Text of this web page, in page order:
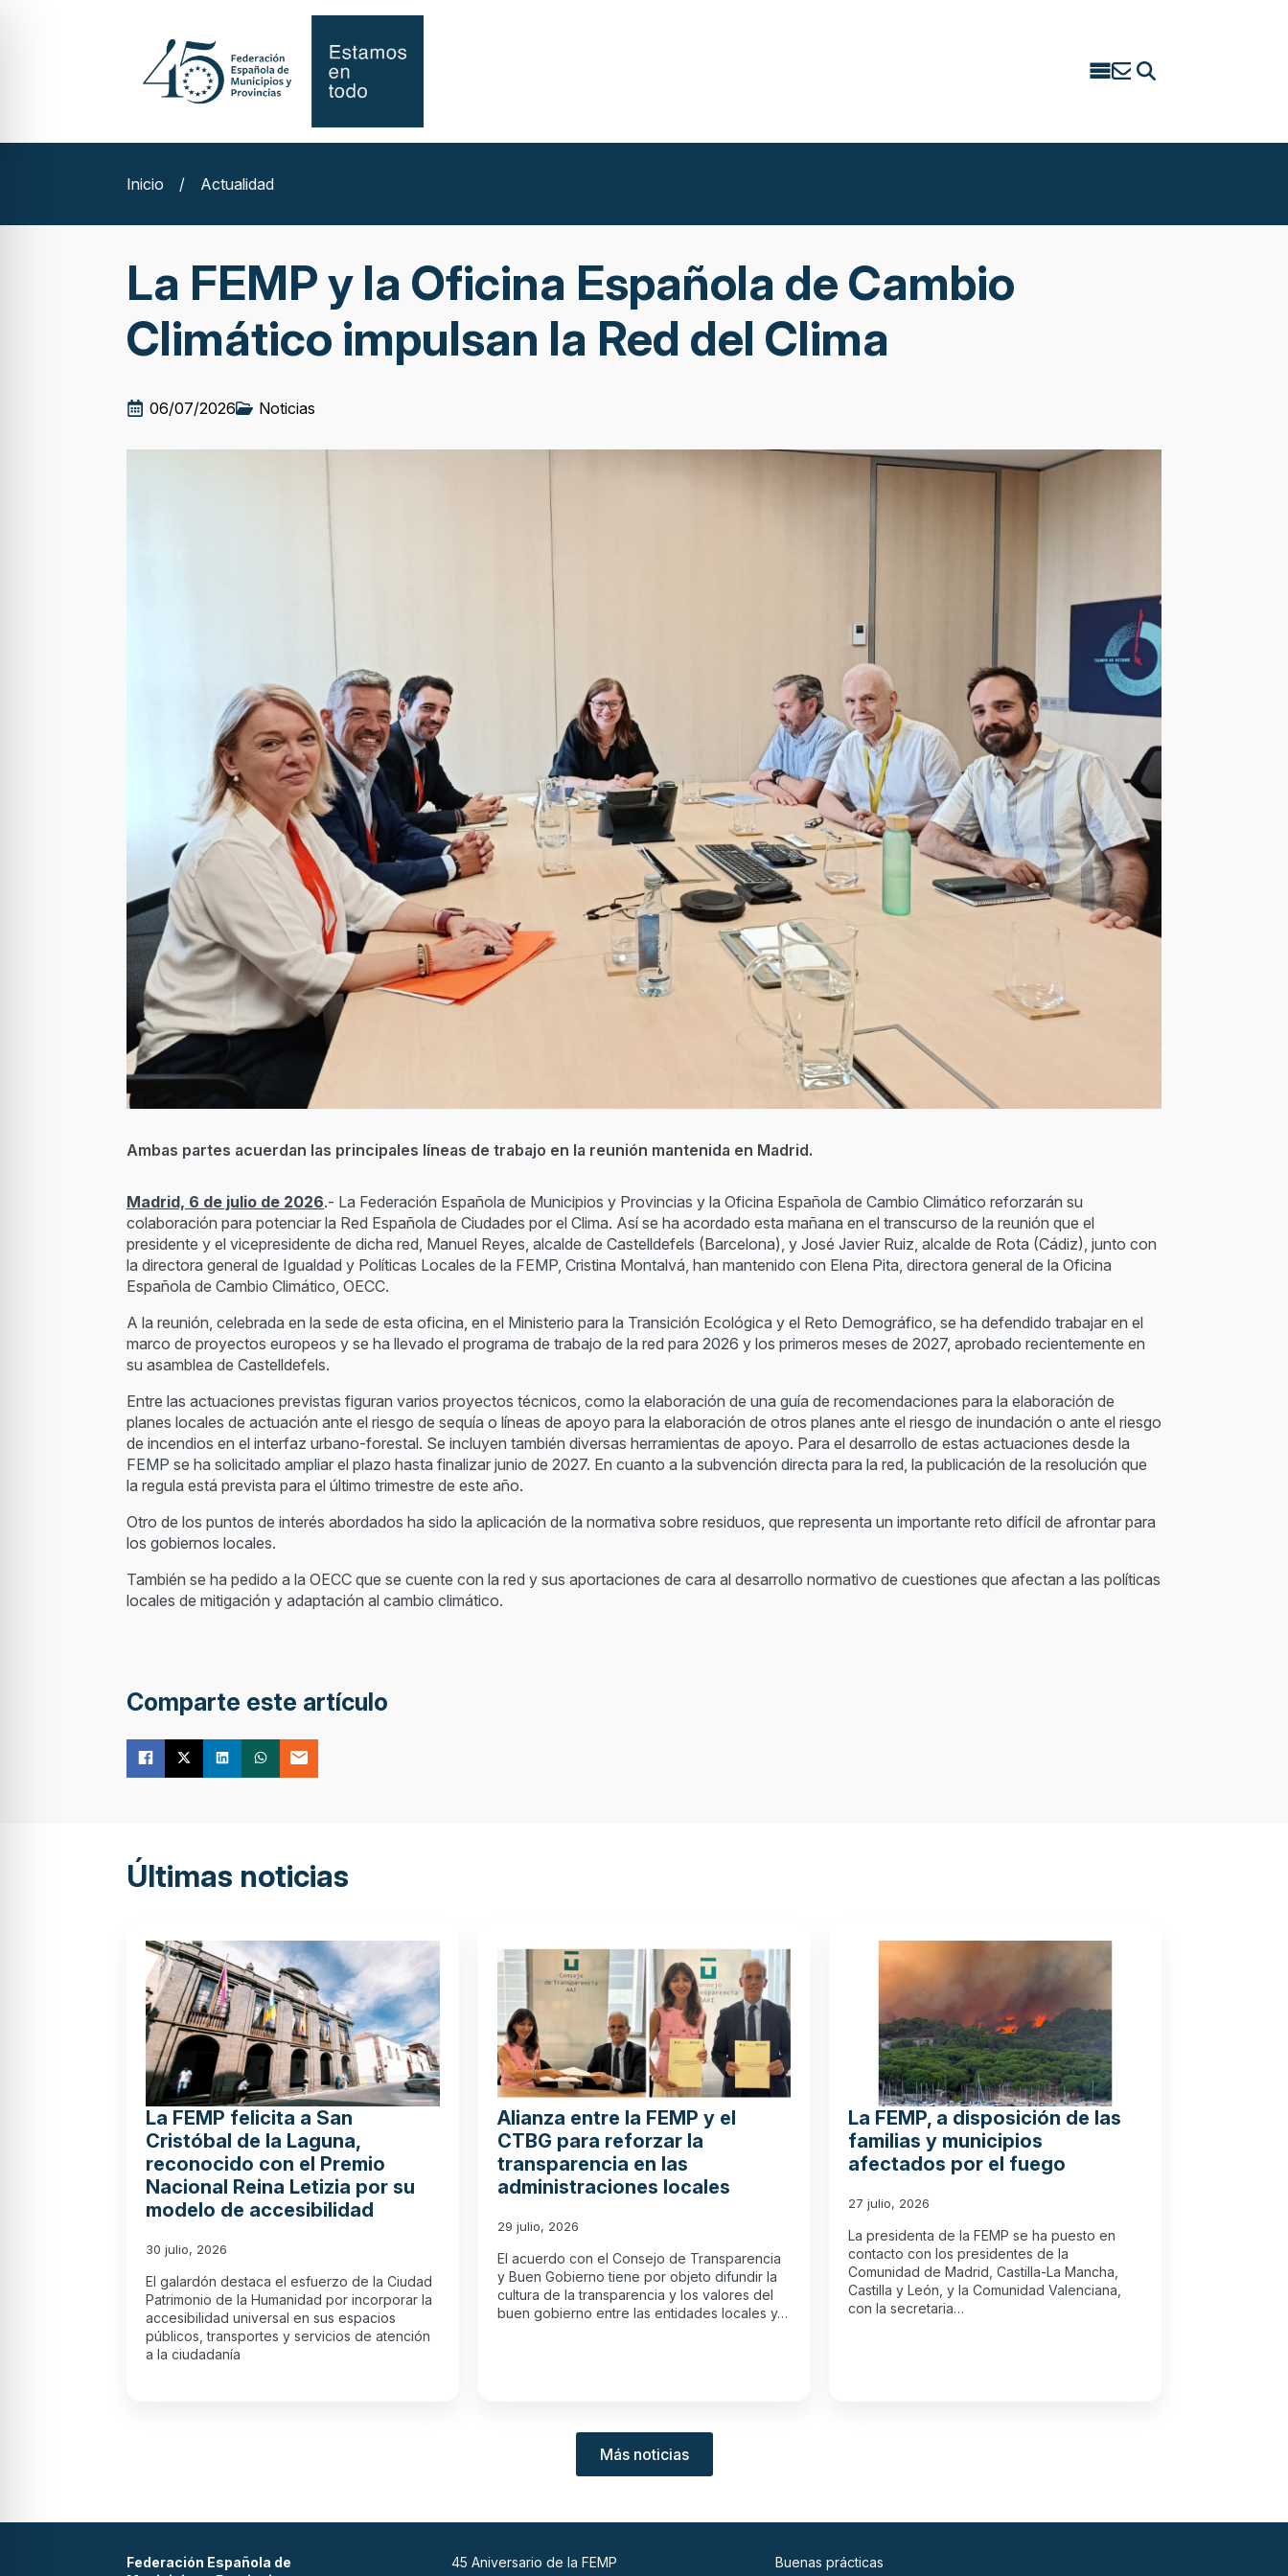
Inicio / Actualidad
La FEMP y la Oficina Española de Cambio
Climático impulsan la Red del Clima
06/07/2026 Noticias
Ambas partes acuerdan las principales líneas de trabajo en la reunión mantenida en Madrid.
Madrid, 6 de julio de 2026.- La Federación Española de Municipios y Provincias y la Oficina Española de Cambio Climático reforzarán su
colaboración para potenciar la Red Española de Ciudades por el Clima. Así se ha acordado esta mañana en el transcurso de la reunión que el
presidente y el vicepresidente de dicha red, Manuel Reyes, alcalde de Castelldefels (Barcelona), y José Javier Ruiz, alcalde de Rota (Cádiz), junto con
la directora general de Igualdad y Políticas Locales de la FEMP, Cristina Montalvá, han mantenido con Elena Pita, directora general de la Oficina
Española de Cambio Climático, OECC.
A la reunión, celebrada en la sede de esta oficina, en el Ministerio para la Transición Ecológica y el Reto Demográfico, se ha defendido trabajar en el
marco de proyectos europeos y se ha llevado el programa de trabajo de la red para 2026 y los primeros meses de 2027, aprobado recientemente en
su asamblea de Castelldefels.
Entre las actuaciones previstas figuran varios proyectos técnicos, como la elaboración de una guía de recomendaciones para la elaboración de
planes locales de actuación ante el riesgo de sequía o líneas de apoyo para la elaboración de otros planes ante el riesgo de inundación o ante el riesgo
de incendios en el interfaz urbano-forestal. Se incluyen también diversas herramientas de apoyo. Para el desarrollo de estas actuaciones desde la
FEMP se ha solicitado ampliar el plazo hasta finalizar junio de 2027. En cuanto a la subvención directa para la red, la publicación de la resolución que
la regula está prevista para el último trimestre de este año.
Otro de los puntos de interés abordados ha sido la aplicación de la normativa sobre residuos, que representa un importante reto difícil de afrontar para
los gobiernos locales.
También se ha pedido a la OECC que se cuente con la red y sus aportaciones de cara al desarrollo normativo de cuestiones que afectan a las políticas
locales de mitigación y adaptación al cambio climático.
Comparte este artículo
Últimas noticias
La FEMP felicita a San
Cristóbal de la Laguna,
reconocido con el Premio
Nacional Reina Letizia por su
modelo de accesibilidad
30 julio, 2026
El galardón destaca el esfuerzo de la Ciudad
Patrimonio de la Humanidad por incorporar la
accesibilidad universal en sus espacios
públicos, transportes y servicios de atención
a la ciudadanía
Alianza entre la FEMP y el
CTBG para reforzar la
transparencia en las
administraciones locales
29 julio, 2026
El acuerdo con el Consejo de Transparencia
y Buen Gobierno tiene por objeto difundir la
cultura de la transparencia y los valores del
buen gobierno entre las entidades locales y…
La FEMP, a disposición de las
familias y municipios
afectados por el fuego
27 julio, 2026
La presidenta de la FEMP se ha puesto en
contacto con los presidentes de la
Comunidad de Madrid, Castilla-La Mancha,
Castilla y León, y la Comunidad Valenciana,
con la secretaria…
Más noticias
Federación Española de
45 Aniversario de la FEMP Buenas prácticas